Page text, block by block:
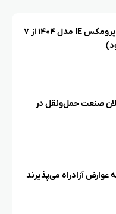
شروع فروش تیگو ۸ پرومکس IE مدل ۱۴۰۴ از ۷
حمل‌ونقل در
آزادراه می‌پذیرند